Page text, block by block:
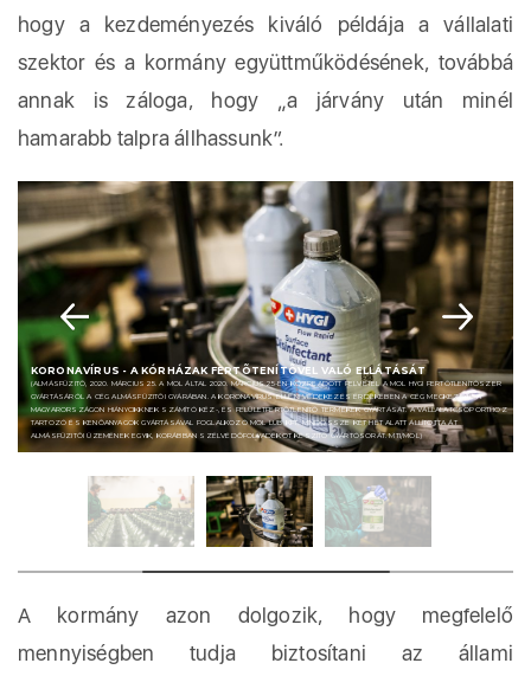
hogy a kezdeményezés kiváló példája a vállalati
szektor és a kormány együttműködésének, továbbá
annak is záloga, hogy „a járvány után minél
hamarabb talpra állhassunk”.
KORONAVÍRUS - A KÓRHÁZAK FERTÕTENÍTÕVEL VALÓ ELLÁTÁSÁT
(ALMÁSFÜZITÕ, 2020. MÁRCIUS 25. A MOL ÁLTAL 2020. MÁRCIUS 25-ÉN KÖZREADOTT FELVÉTEL A MOL HYGI FERTÕTLENÍTÕSZER
GYÁRTÁSÁRÓL A CÉG ALMÁSFÜZITÕI GYÁRÁBAN. A KORONAVÍRUS ELLENI VÉDEKEZÉS ÉRDEKÉBEN A CÉG MEGKEZDTE A
MAGYARORSZÁGON HIÁNYCIKKNEK SZÁMÍTÓ KÉZ-, ÉS FELÜLETFERTÕTLENÍTÕ TERMÉKEK GYÁRTÁSÁT. A VÁLLALATCSOPORTHOZ
TARTOZÓ ÉS KENÕANYAGOK GYÁRTÁSÁVAL FOGLALKOZÓ MOL LUB KFT. MINDÖSSZE KÉT HÉT ALATT ÁLLÍTOTTA ÁT
ALMÁSFÜZITÕI ÜZEMÉNEK EGYIK, KORÁBBAN SZÉLVÉDÕFOLYADÉKOT KÉSZÍTÕ GYÁRTÓSORÁT. MTI/MOL)
A kormány azon dolgozik, hogy megfelelő
mennyiségben tudja biztosítani az állami